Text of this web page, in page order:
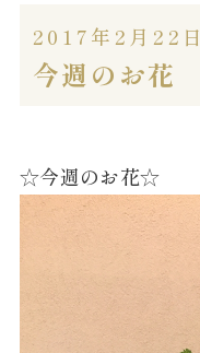
2017年2月22日
今週のお花
☆今週のお花☆